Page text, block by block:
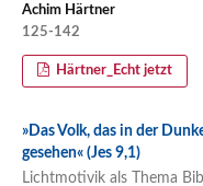
Achim Härtner
125-142
Härtner_Echt jetzt
»Das Volk, das in der
gesehen« (Jes 9,1)
Lichtmotivik als Thema